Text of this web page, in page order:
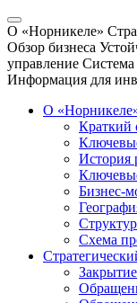
О «Норникеле»
Обзор бизнеса
управление Система
Информация для
О
Краткий
История
Бизнес-
Схема